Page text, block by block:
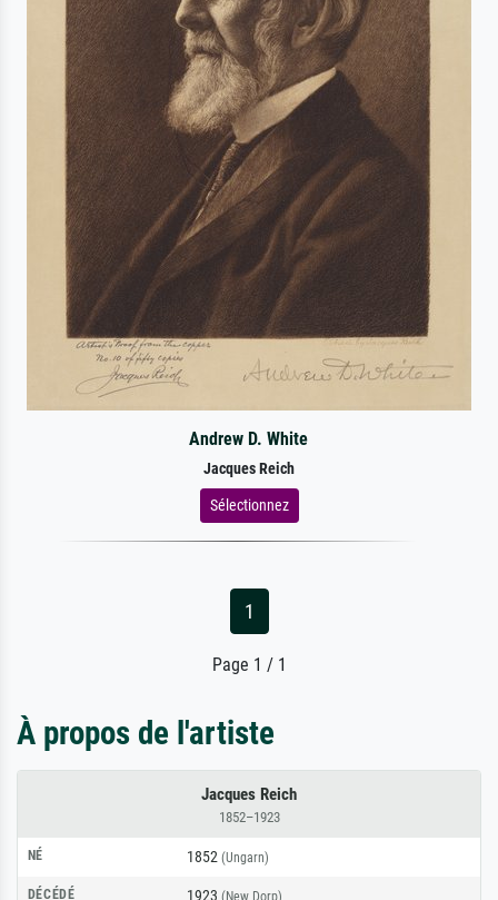
Andrew D. White
Jacques Reich
Sélectionnez
1
Page 1 / 1
À propos de l'artiste
Jacques Reich
1852–1923
NÉ 1852 (Ungarn)
DÉCÉDÉ